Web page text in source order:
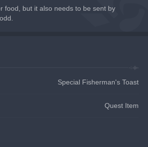
food, but it also needs to be sent by
Special Fisherman's Toast
Quest Item